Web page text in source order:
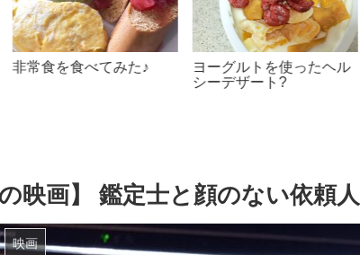
ヨーグルトを使ったヘル
ギネスビールとチョコ
と・・・
映画】 鑑定士と顔のない依頼人
映画